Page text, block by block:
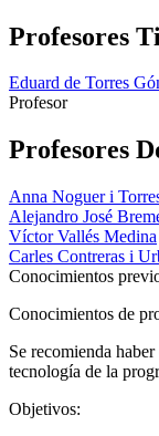
Profesores
Eduard de Torres
Profesor
Profesores
Anna Noguer i
Alejandro José
Víctor Vallés Medina
Carles Contreras i
Conocimientos
Conocimientos de
Se recomienda
tecnología de la
Objetivos: